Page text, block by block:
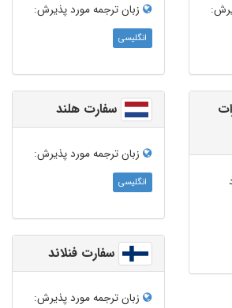
زبان ترجمه‌ مورد پذیرش:
انگلیسی
سفارت هلند
زبان ترجمه‌ مورد پذیرش:
انگلیسی
سفارت فنلاند
زبان ترجمه‌ مورد پذیرش: